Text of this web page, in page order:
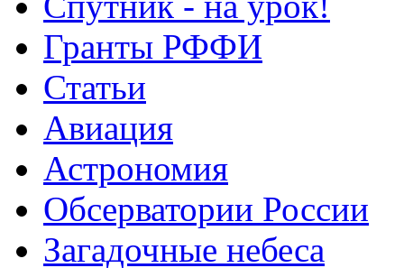
Гранты РФФИ
Статьи
Авиация
Астрономия
Обсерватории России
Загадочные небеса